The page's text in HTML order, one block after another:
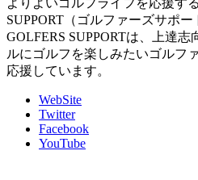
よりよいゴルフライフを応援す
SUPPORT（ゴルファーズサポー
GOLFERS SUPPORTは、上達
ルにゴルフを楽しみたいゴルフ
応援しています。
WebSite
Twitter
Facebook
YouTube